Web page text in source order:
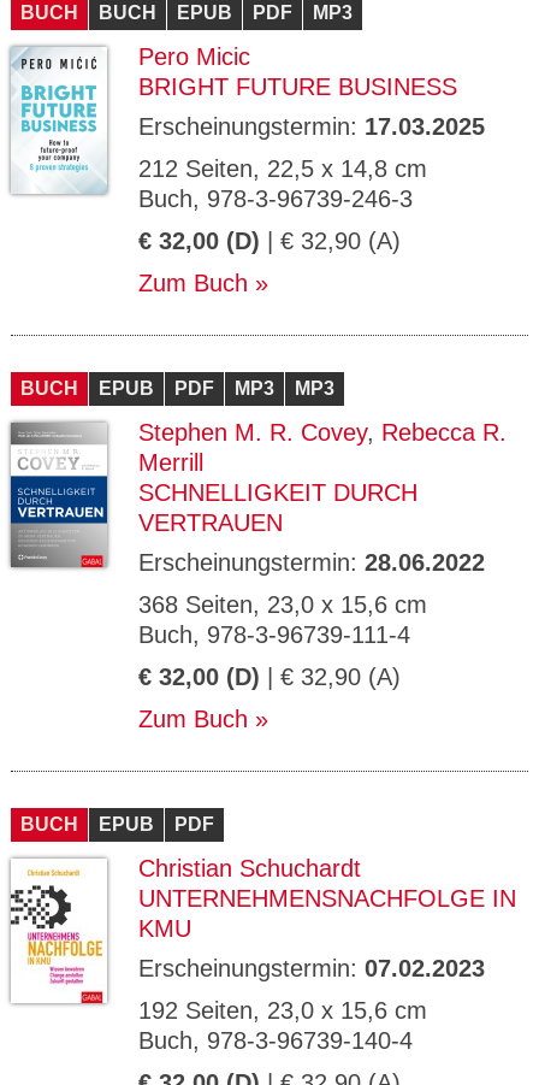
BUCH BUCH EPUB PDF MP3
Pero Micic
BRIGHT FUTURE BUSINESS
Erscheinungstermin: 17.03.2025
212 Seiten, 22,5 x 14,8 cm
Buch, 978-3-96739-246-3
€ 32,00 (D) | € 32,90 (A)
Zum Buch
BUCH EPUB PDF MP3 MP3
Stephen M. R. Covey, Rebecca R.
Merrill
SCHNELLIGKEIT DURCH
VERTRAUEN
Erscheinungstermin: 28.06.2022
368 Seiten, 23,0 x 15,6 cm
Buch, 978-3-96739-111-4
€ 32,00 (D) | € 32,90 (A)
Zum Buch
BUCH EPUB PDF
Christian Schuchardt
UNTERNEHMENSNACHFOLGE IN
KMU
Erscheinungstermin: 07.02.2023
192 Seiten, 23,0 x 15,6 cm
Buch, 978-3-96739-140-4